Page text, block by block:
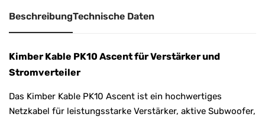
BeschreibungTechnische Daten
Kimber Kable PK10 Ascent für Verstärker und
Stromverteiler
Das Kimber Kable PK10 Ascent ist ein hochwertiges
Netzkabel für leistungsstarke Verstärker, aktive Subwoofer,